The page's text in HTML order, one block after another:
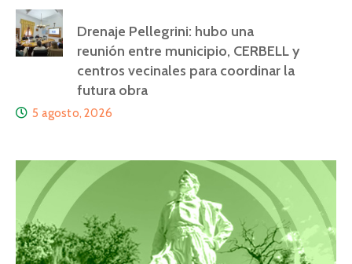
Drenaje Pellegrini: hubo una
reunión entre municipio, CERBELL y
centros vecinales para coordinar la
futura obra
5 agosto, 2026